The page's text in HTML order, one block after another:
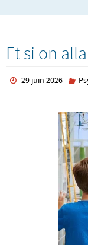
Et si on
29 juin 2026